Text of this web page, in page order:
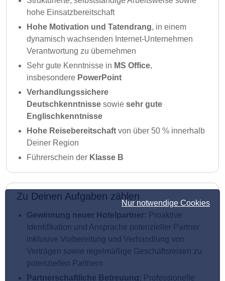
Nur notwendige Cookies
hohe Einsatzbereitschaft
Hohe Motivation und Tatendrang, in einem
dynamisch wachsenden Internet-Unternehmen
Verantwortung zu übernehmen
Sehr gute Kenntnisse in MS Office,
insbesondere PowerPoint
Verhandlungssichere
Deutschkenntnisse sowie sehr gute
Englischkenntnisse
Hohe Reisebereitschaft von über 50 % innerhalb
Deiner Region
Führerschein der Klasse B
Zu Deinen Aufgaben zählen
Gewinnung neuer Hotelpartner: Proaktive
Identifikation und Ansprache potenzieller Partner
inklusive Vorbereitung und Verhandlung von
Verträgen sowie regelmäßige Geschäftsreisen zu
potenziellen Partnern
Partnerschaftliche Betreuung: Professionelle